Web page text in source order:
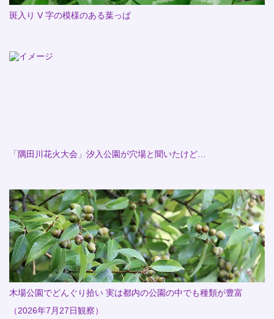
斑入り V 字の模様のある葉っぱ
「隅田川花火大会」汐入公園が穴場と聞いたけど…
木場公園でどんぐり拾い 実は都内の公園の中でも種類が豊富
（2026年7月27日観察）